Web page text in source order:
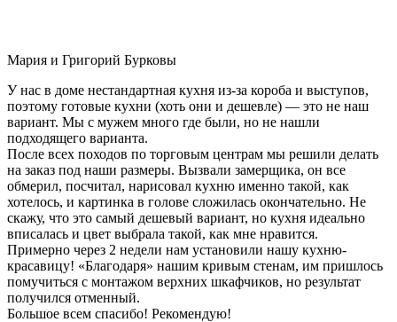
Мария и Григорий Бурковы
У нас в доме нестандартная кухня из-за короба и выступов,
поэтому готовые кухни (хоть они и дешевле) — это не наш
вариант. Мы с мужем много где были, но не нашли
подходящего варианта.
После всех походов по торговым центрам мы решили делать
на заказ под наши размеры. Вызвали замерщика, он все
обмерил, посчитал, нарисовал кухню именно такой, как
хотелось, и картинка в голове сложилась окончательно. Не
скажу, что это самый дешевый вариант, но кухня идеально
вписалась и цвет выбрала такой, как мне нравится.
Примерно через 2 недели нам установили нашу кухню-
красавицу! «Благодаря» нашим кривым стенам, им пришлось
помучиться с монтажом верхних шкафчиков, но результат
получился отменный.
Большое всем спасибо! Рекомендую!